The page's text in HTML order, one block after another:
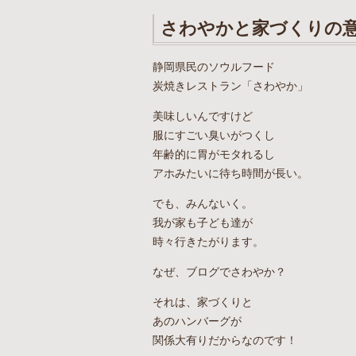
さわやかと家づくりの
静岡県民のソウルフード
炭焼きレストラン「さわやか」
美味しいんですけど
服にすごい臭いがつくし
年齢的に胃がモタれるし
アホみたいに待ち時間が長い。
でも、みんないく。
我が家も子ども達が
時々行きたがります。
なぜ、ブログでさわやか？
それは、家づくりと
あのハンバーグが
関係大有りだからなのです！